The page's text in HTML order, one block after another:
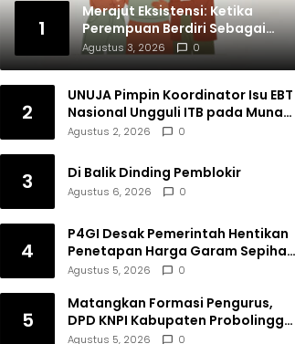
1
Merajut Eksistensi: Ketika
Perempuan Berdiri Sebagai
Subjek
Agustus 3, 2026 0
2
UNUJA Pimpin Koordinator Isu EBT
Nasional Ungguli ITB pada Munas
BEM SI XIX
Agustus 2, 2026 0
3 Di Balik Dinding Pemblokir
Agustus 6, 2026 0
4
P4GI Desak Pemerintah Hentikan
Penetapan Harga Garam Sepihak
oleh Pabrik
Agustus 5, 2026 0
5
Matangkan Formasi Pengurus,
DPD KNPI Kabupaten Probolinggo
Utamakan Komitmen dan Kinerja
Agustus 5, 2026 0